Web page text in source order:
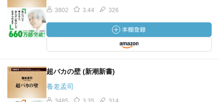
「日本人が「大人になる」のは、結構難しいことです。皆
さんもご存知の通り、日本の社会は「忖度の社会」です。
周りを敏感に見て、波風を立てないようにしていれば無事
に過ごせます。でもそこで、自分で考えて生きることは難
分で考えて生きようとしている。それは、悪戦苦闘するこ
とにつながります。 赴任早々、生徒たちとの間で次々と
騒動が起こります。天麩羅蕎麦を四杯食べては「天麩羅先
3802 3.44 326
超バカの壁 (新潮新書)
養老孟司